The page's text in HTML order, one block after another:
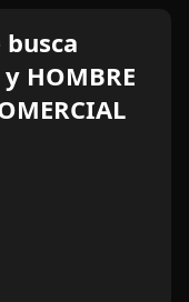
busca
HOMBRE